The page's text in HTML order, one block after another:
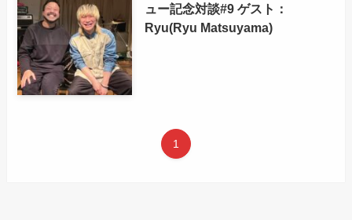
ュー記念対談#9 ゲスト：
Ryu(Ryu Matsuyama)
1